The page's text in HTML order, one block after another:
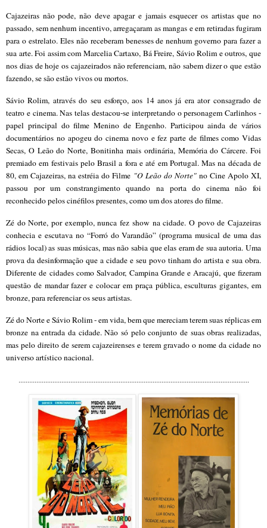
Cajazeiras não pode, não deve apagar e jamais esquecer os artistas que no
passado, sem nenhum incentivo, arregaçaram as mangas e em retiradas fugiram
para o estrelato. Eles não receberam benesses de nenhum governo para fazer a
sua arte. Foi assim com Marcelia Cartaxo, Bá Freire, Sávio Rolim e outros, que
nos dias de hoje os cajazeirados não referenciam, não sabem dizer o que estão
fazendo, se são estão vivos ou mortos.
Sávio Rolim, através do seu esforço, aos 14 anos já era ator consagrado de
teatro e cinema. Nas telas destacou-se interpretando o personagem Carlinhos -
papel principal do filme Menino de Engenho. Participou ainda de vários
documentários no apogeu do cinema novo e fez parte de filmes como Vidas
Secas, O Leão do Norte, Bonitinha mais ordinária, Memória do Cárcere. Foi
premiado em festivais pelo Brasil a fora e até em Portugal. Mas na década de
80, em Cajazeiras, na estréia do Filme "O Leão do Norte"no Cine Apolo XI,
passou por um constrangimento quando na porta do cinema não foi
reconhecidopelos cinéfilos presentes, como um dos atores do filme.
Zé do Norte, por exemplo, nunca fez show na cidade. O povo de Cajazeiras
conhecia e escutava no “Forró do Varandão” (programa musical de uma das
rádios local) as suas músicas, mas não sabia que elas eram de sua autoria. Uma
prova da desinformação que a cidade e seu povo tinham do artista e sua obra.
Diferente de cidades como Salvador, Campina Grande e Aracajú, que fizeram
questão de mandar fazer e colocar em praça pública, esculturas gigantes, em
bronze, para referenciar os seus artistas.
Zé do Norte e Sávio Rolim - em vida, bemque mereciam terem suas réplicas em
bronze na entrada da cidade. Não só pelo conjunto de suas obras realizadas,
mas pelo direito de serem cajazeirenses e terem gravado o nome da cidade no
universoartístico nacional.